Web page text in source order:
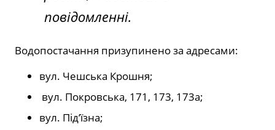
повідомленні.
Водопостачання призупинено за адресами:
вул. Чешська Крошня;
вул. Покровська, 171, 173, 173а;
вул. Під’їзна;